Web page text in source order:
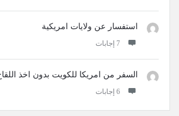
استفسار عن ولايات امريكية
‫7 إجابات
السفر من امريكا للكويت بدون اخذ
‫6 إجابات